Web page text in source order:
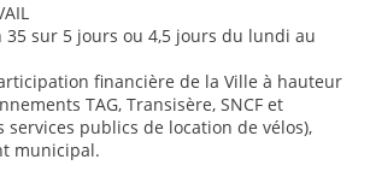
35 sur 5 jours ou 4,5 jours du lundi au
financière de la Ville à hauteur
TAG, Transisère, SNCF et
services publics de location de vélos),
municipal.